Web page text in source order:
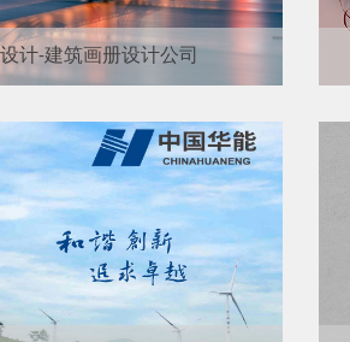
计-建筑画册设计公司